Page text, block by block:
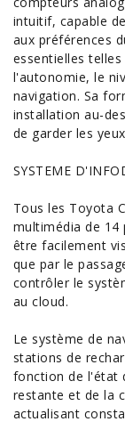
intuitif, capable
aux préférences
essentielles
l'autonomie, le
navigation. Sa
installation au-
de garder les
SYSTEME
Tous les Toyota
multimédia de 14
être facilement
que par le
contrôler le
au cloud.
Le système de
stations de
fonction de l'état
restante et de la
actualisant